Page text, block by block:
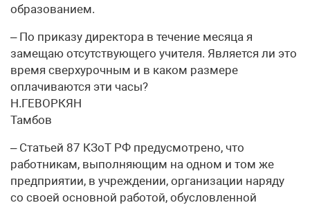
образованием.
– По приказу директора в течение месяца я
замещаю отсутствующего учителя. Является ли это
время сверхурочным и в каком размере
оплачиваются эти часы?
Н.ГЕВОРКЯН
Тамбов
– Статьей 87 КЗоТ РФ предусмотрено, что
работникам, выполняющим на одном и том же
предприятии, в учреждении, организации наряду
со своей основной работой, обусловленной